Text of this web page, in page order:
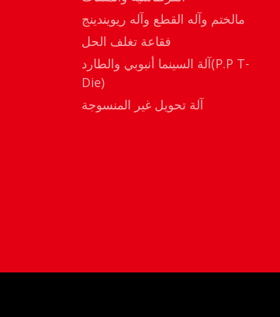
مالختم وآله القطع وآله ريويندينج
فقاعة تغلف الحل
آلة السينما أنبوبي والطارد(P.P T-
Die)
آلة تحويل غير المنسوجة